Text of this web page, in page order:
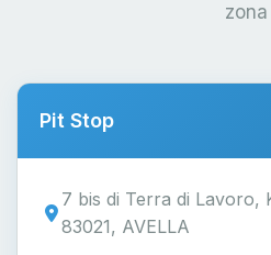
zona
Pit Stop
7 bis di Terra di Lavoro,
83021, AVELLA